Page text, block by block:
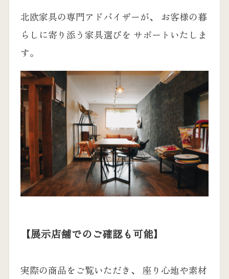
北欧家具の専門アドバイザーが、 お客様の暮
らしに寄り添う家具選びを サポートいたしま
す。
【展示店舗でのご確認も可能】
実際の商品をご覧いただき、 座り心地や素材